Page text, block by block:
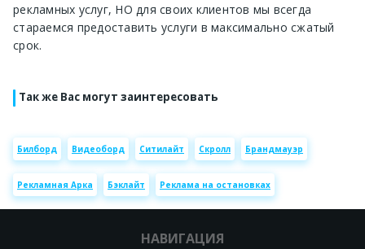
рекламных услуг, НО для своих клиентов мы всегда
стараемся предоставить услуги в максимально сжатый
срок.
Так же Вас могут заинтересовать
Билборд Видеоборд Ситилайт Скролл Брандмауэр
Рекламная Арка Бэклайт Реклама на остановках
НАВИГАЦИЯ